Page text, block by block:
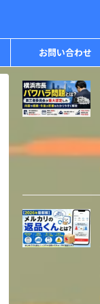
お問い合わせ